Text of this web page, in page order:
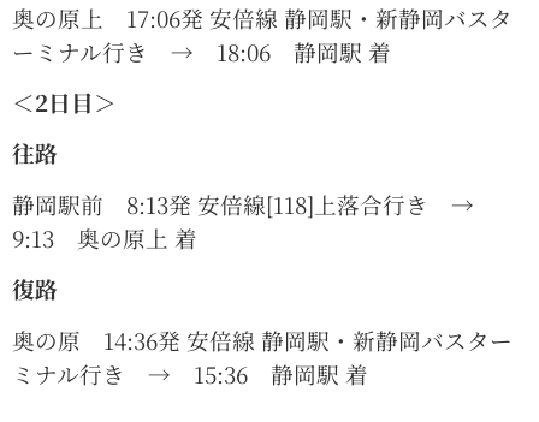
奥の原上 17:06発 安倍線 静岡駅・新静岡バスタ
ーミナル行き → 18:06 静岡駅 着
＜2日目＞
往路
静岡駅前 8:13発 安倍線[118]上落合行き →
9:13 奥の原上 着
復路
奥の原 14:36発 安倍線 静岡駅・新静岡バスター
ミナル行き → 15:36 静岡駅 着